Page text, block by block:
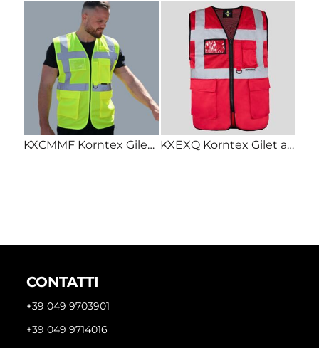
KXCMMF Korntex Gilet alta visibilità multitasche tessuto traforato KXEXQ Korntex Gilet ad alta visibilità tessuto traforato multitasche porta badge
CONTATTI
+39 049 9703901
+39 049 9714016